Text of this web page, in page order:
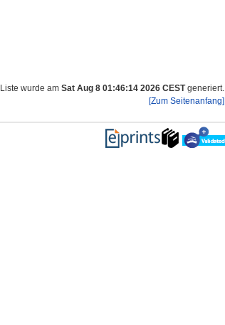
wurde am Sat Aug 8 01:46:14 2026 CESTgeneriert.
[Zum Seitenanfang]